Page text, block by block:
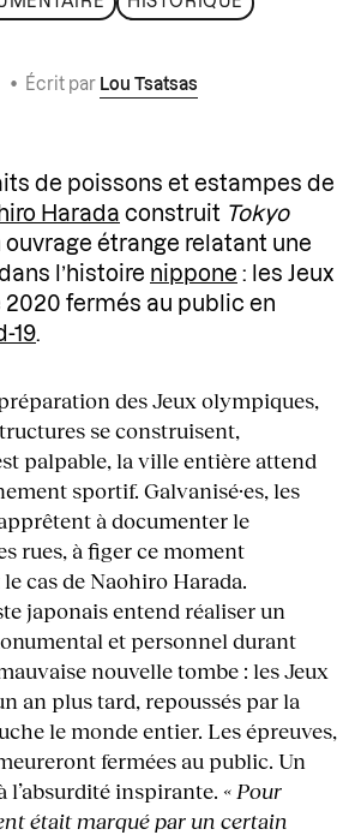
• Écrit par Lou Tsatsas
de poissons et estampes de
Harada construit Tokyo
ouvrage étrange relatant une
l’histoire nippone : les Jeux
fermés au public en
19.
des Jeux olympiques,
se construisent,
palpable, la ville entière attend
sportif. Galvanisé·es, les
à documenter le
rues, à figer ce moment
le cas de Naohiro Harada.
japonais entend réaliser un
et personnel durant
nouvelle tombe : les Jeux
an plus tard, repoussés par la
le monde entier. Les épreuves,
fermées au public. Un
inspirante. « Pour
était marqué par un certain